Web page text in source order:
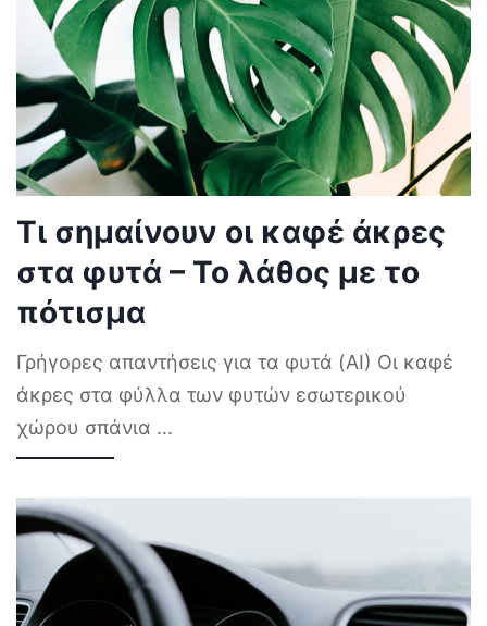
Τι σημαίνουν οι καφέ άκρες
στα φυτά – Το λάθος με το
πότισμα
Γρήγορες απαντήσεις για τα φυτά (AI) Οι καφέ
άκρες στα φύλλα των φυτών εσωτερικού
χώρου σπάνια ...